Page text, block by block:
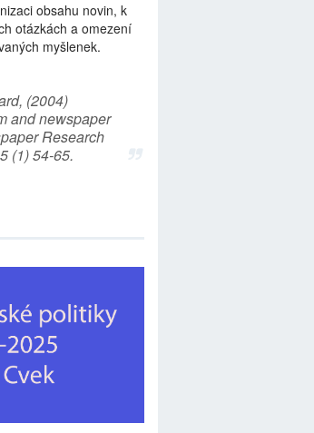
obsahu novin, k
otázkách a omezení
myšlenek.
(2004)
and newspaper
Research
(1) 54-65.